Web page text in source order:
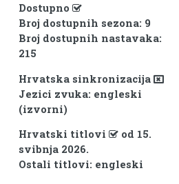
Dostupno
Broj dostupnih sezona: 9
Broj dostupnih nastavaka:
215
Hrvatska sinkronizacija
Jezici zvuka: engleski
(izvorni)
Hrvatski titlovi
od 15.
svibnja 2026.
Ostali titlovi: engleski